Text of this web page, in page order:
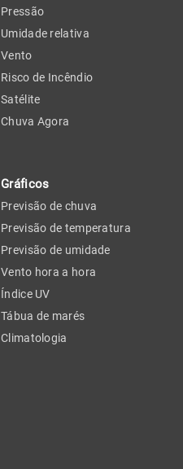
Pressão
Umidade relativa
Vento
Risco de Incêndio
Satélite
Chuva Agora
Gráficos
Previsão de chuva
Previsão de temperatura
Previsão de umidade
Vento hora a hora
Índice UV
Tábua de marés
Climatologia